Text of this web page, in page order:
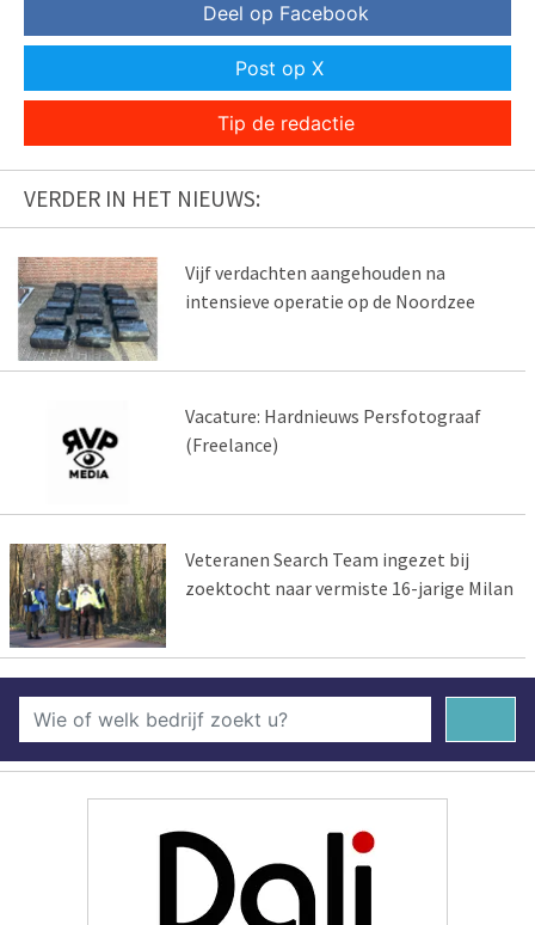
Deel op Facebook
Post op X
Tip de redactie
VERDER IN HET NIEUWS:
Vijf verdachten aangehouden na
intensieve operatie op de Noordzee
Vacature: Hardnieuws Persfotograaf
(Freelance)
Veteranen Search Team ingezet bij
zoektocht naar vermiste 16-jarige Milan